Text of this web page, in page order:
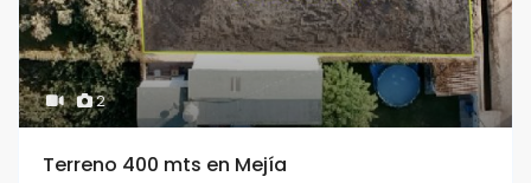
2
Terreno 400 mts en Mejía